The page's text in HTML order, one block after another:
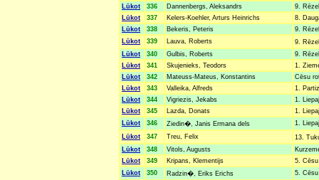
Lūkot
336 Dannenbergs, Aleksandrs
9.
Lūkot
337 Kelers-Koehler, Arturs Heinrichs
8.
Lūkot
338 Bekeris, Peteris
9.
Lūkot
339 Lauva, Roberts
9.
Lūkot
340 Gulbis, Roberts
9.
Lūkot
341 Skujenieks, Teodors
1.
Lūkot
342 Mateuss-Mateus, Konstantins
Cēsu
Lūkot
343 Valleika, Alfreds
1.
Lūkot
344 Vigriezis, Jekabs
1.
Lūkot
345 Lazda, Donats
1.
Lūkot
346 Ziedin�, Janis Ermana dels
1.
Lūkot
347 Treu, Felix
13.
Lūkot
348 Vitols, Augusts
Lūkot
349 Kripans, Klementijs
5.
Lūkot
350 Radzin�, Eriks Erichs
5.